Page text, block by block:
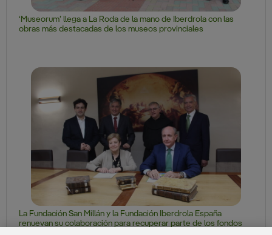
‘Museorum’ llega a La Roda de la mano de Iberdrola con las
obras más destacadas de los museos provinciales
La Fundación San Millán y la Fundación Iberdrola España
renuevan su colaboración para recuperar parte de los fondos